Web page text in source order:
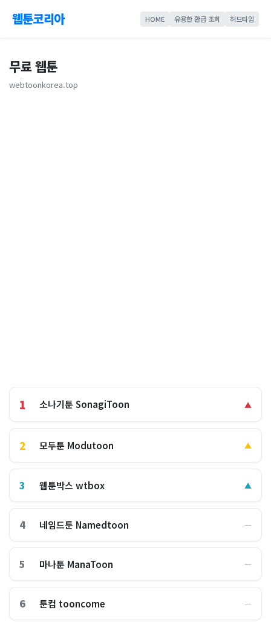
웹툰코리아 HOME 유용한 환급 조회 허브타임
무료 웹툰
webtoonkorea.top
1 소나기툰 SonagiToon ▲
2 모두툰 Modutoon ▲
3 웹툰박스 wtbox ▲
4 네임드툰 Namedtoon ―
5 마나툰 ManaToon ―
6 툰컴 tooncome ―